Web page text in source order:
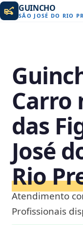
GUINCHO
SÃO JOSÉ DO RIO
Carro
das
José
Rio
Atendimento
Profissionais